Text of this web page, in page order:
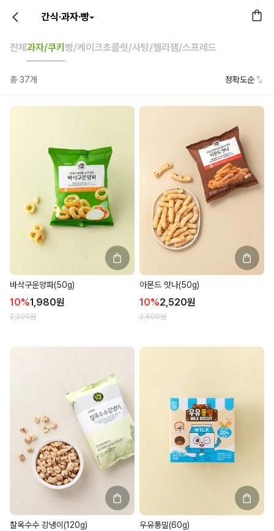
간식·과자·빵
전체 과자/쿠키 빵/케이크초콜릿/사탕/젤리 잼/스프레드
총 37개 정확도순
바삭구운양파(50g)
10%1,980원
2,200원
아몬드 맛나(50g)
10%2,520원
2,800원
찰옥수수 강냉이(120g) 우유퐁밀(60g)